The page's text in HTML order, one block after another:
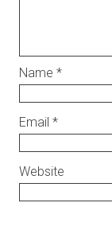
Name *
Email *
Website